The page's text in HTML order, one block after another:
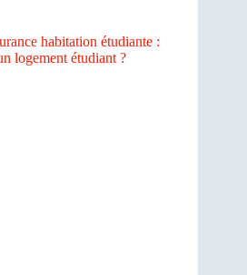
habitation étudiante :
logement étudiant ?